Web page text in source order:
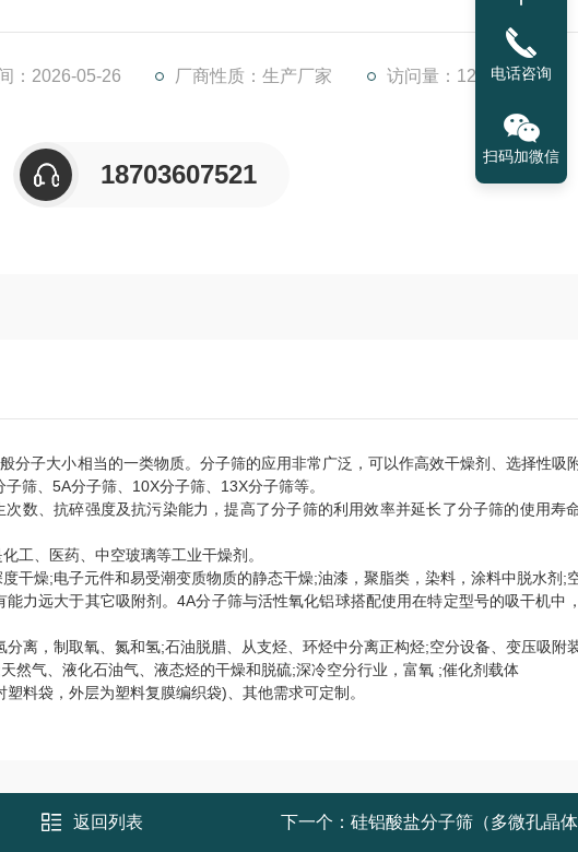
：2026-05-26 厂商性质：生产厂家 访问量：1255
18703607521
分子大小相当的一类物质。分子筛的应用非常广泛，可以作高效干燥剂、选择性吸
子筛、 5A分子筛、 10X分子筛、 13X分子筛等。
数、抗碎强度及抗污染能力，提高了分子筛的利用效率并延长了分子筛的使用寿
工、医药、中空玻璃等工业干燥剂。
干燥;电子元件和易受潮变质物质的静态干燥;油漆，聚脂类，染料，涂料中脱水剂 ;
能力远大于其它吸附剂。4A分子筛与活性氧化铝球搭配使用在特定型号的吸干机中
分离，制取氧、氮和氢;石油脱腊、从支烃、环烃中分离正构烃;空分设备、变压吸附
天然气、液化石油气、液态烃的干燥和脱硫;深冷空分行业，富氧 ;催化剂载体
塑料袋，外层为塑料复膜编织袋) 、其他需求可定制。
返回列表 下一个： 硅铝酸盐分子筛（多微孔晶
电话咨询
扫码加微信